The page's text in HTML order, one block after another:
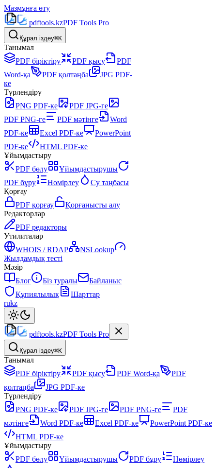
Мазмұнға өту
pdftools.kzPDF Tools Pro
Құрал іздеу⌘K
Танымал
PDF біріктіру
PDF қысу
PDF
Word-қа
PDF қолтаңба
JPG PDF-
ке
Түрлендіру
PNG PDF-ке
PDF JPG-ге
PDF PNG-ге
PDF мәтінге
Word
PDF-ке
Excel PDF-ке
PowerPoint
PDF-ке
HTML PDF-ке
Ұйымдастыру
PDF бөлу
Ұйымдастырушы
PDF бұру
Нөмірлеу
Су таңбасы
Қорғау
PDF қорғау
Қорғанысты алу
Редакторлар
PDF редакторы
Утилиталар
WHOIS / RDAP
NSLookup
Жылдамдық тесті
Мәзір
Блог
Біз туралы
Байланыс
Құпиялылық
Шарттар
rukz
pdftools.kzPDF Tools Pro
Құрал іздеу⌘K
Танымал
PDF біріктіру
PDF қысу PDF Word-қа
PDF
қолтаңба
JPG PDF-ке
Түрлендіру
PNG PDF-ке
PDF JPG-ге PDF PNG-ге
PDF
мәтінге
Word PDF-ке Excel PDF-ке
PowerPoint PDF-ке
HTML PDF-ке
Ұйымдастыру
PDF бөлу
Ұйымдастырушы PDF бұру
Нөмірлеу